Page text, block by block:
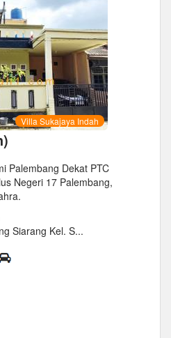
Villa Sukajaya Indah
Palembang Dekat PTC
Negeri 17 Palembang,
Siarang Kel. S...